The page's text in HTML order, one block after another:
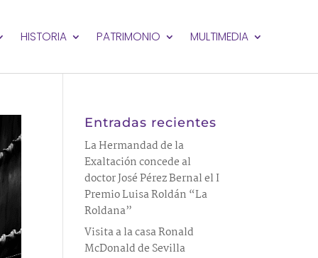
HISTORIA PATRIMONIO MULTIMEDIA
Entradas recientes
La Hermandad de la
Exaltación concede al
doctor José Pérez Bernal el I
Premio Luisa Roldán “La
Roldana”
Visita a la casa Ronald
McDonald de Sevilla